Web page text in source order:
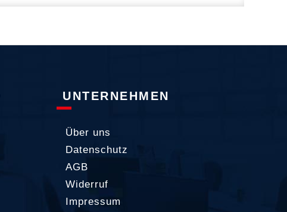
UNTERNEHMEN
Über uns
Datenschutz
AGB
Widerruf
Impressum